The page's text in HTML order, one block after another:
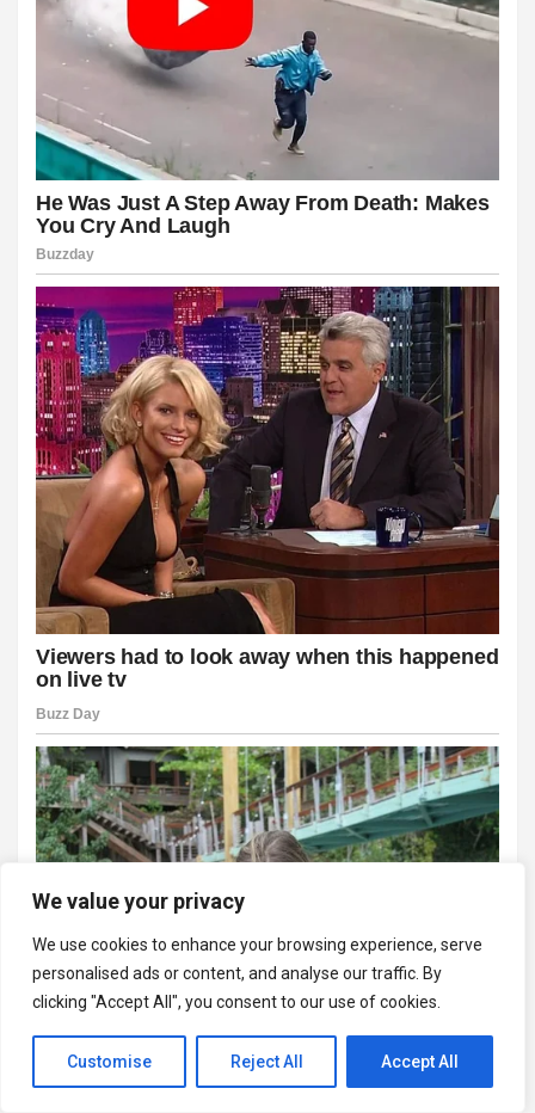
We value your privacy
We use cookies to enhance your browsing experience, serve
personalised ads or content, and analyse our traffic. By
clicking "Accept All", you consent to our use of cookies.
Customise Reject All Accept All